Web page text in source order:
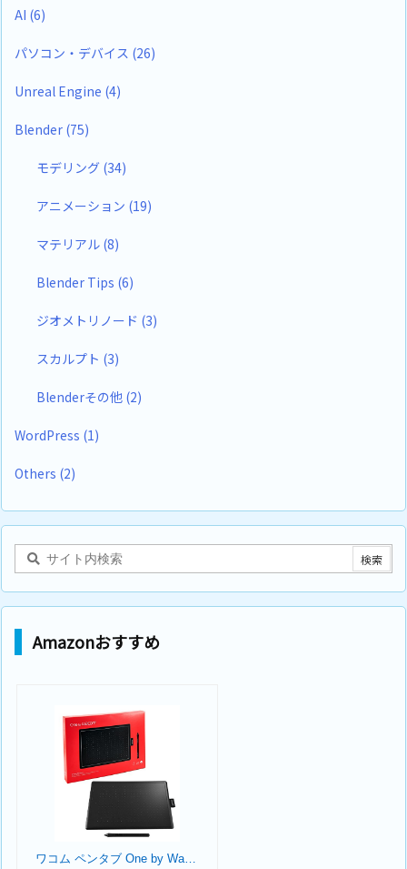
AI (6)
パソコン・デバイス (26)
Unreal Engine (4)
Blender (75)
モデリング (34)
アニメーション (19)
マテリアル (8)
Blender Tips (6)
ジオメトリノード (3)
スカルプト (3)
Blenderその他 (2)
WordPress (1)
Others (2)
Amazonおすすめ
ワコム ペンタブ One by Wacom Medium Chromebook 対応 ペン入力専用モデル Mサイズ 板タブ CTL-672/K0-C